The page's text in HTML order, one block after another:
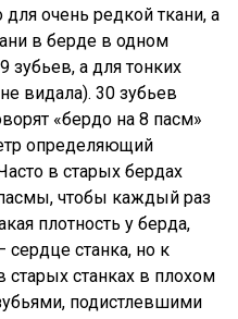
для очень редкой ткани, а
в берде в одном
зубьев, а для тонких
видала). 30 зубьев
«бердо на 8 пасм»
определяющий
в старых бердах
чтобы каждый раз
плотность у берда,
станка, но к
станках в плохом
подистлевшими